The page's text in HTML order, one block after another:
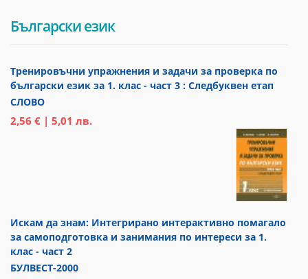
Български език
Тренировъчни упражнения и задачи за проверка по
български език за 1. клас - част 3 : Следбуквен етап
СЛОВО
2,56 € | 5,01 лв.
Искам да знам: Интегрирано интерактивно помагало
за самоподготовка и занимания по интереси за 1.
клас - част 2
БУЛВЕСТ-2000